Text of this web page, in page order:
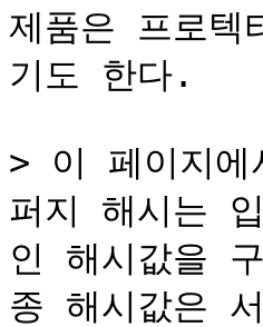
제품은 프로
기도 한다.
> 이 페이지
퍼지 해시는
인 해시값을
종 해시값은